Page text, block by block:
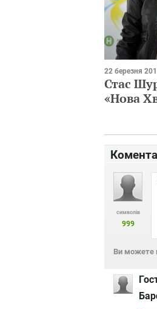
22 березня
Стас
«Нова
символів
999
Ви можете